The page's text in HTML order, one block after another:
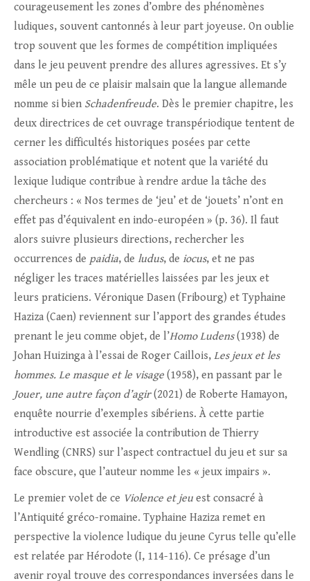
courageusement les zones d’ombre des phénomènes
ludiques, souvent cantonnés à leur part joyeuse. On oublie
trop souvent que les formes de compétition impliquées
dans le jeu peuvent prendre des allures agressives. Et s’y
mêle un peu de ce plaisir malsain que la langue allemande
nomme si bien Schadenfreude. Dès le premier chapitre, les
deux directrices de cet ouvrage transpériodique tentent de
cerner les difficultés historiques posées par cette
association problématique et notent que la variété du
lexique ludique contribue à rendre ardue la tâche des
chercheurs : « Nos termes de ‘jeu’ et de ‘jouets’ n’ont en
effet pas d’équivalent en indo-européen » (p. 36). Il faut
alors suivre plusieurs directions, rechercher les
occurrences de paidia, de ludus, de iocus, et ne pas
négliger les traces matérielles laissées par les jeux et
leurs praticiens. Véronique Dasen (Fribourg) et Typhaine
Haziza (Caen) reviennent sur l’apport des grandes études
prenant le jeu comme objet, de l’Homo Ludens(1938) de
Johan Huizinga à l’essai de Roger Caillois, Les jeux et les
hommes. Le masque et le visage (1958), en passant par le
Jouer, une autre façon d’agir(2021) de Roberte Hamayon,
enquête nourrie d’exemples sibériens. À cette partie
introductive est associée la contribution de Thierry
Wendling (CNRS) sur l’aspect contractuel du jeu et sur sa
face obscure, que l’auteur nomme les « jeux impairs ».
Le premier volet de ce Violence et jeu est consacré à
l’Antiquité gréco-romaine. Typhaine Haziza remet en
perspective la violence ludique du jeune Cyrus telle qu’elle
est relatée par Hérodote (I, 114-116). Ce présage d’un
avenir royal trouve des correspondances inversées dans le